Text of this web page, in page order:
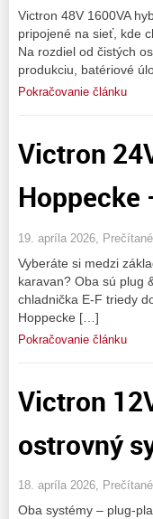
Victron 48V 1600VA
pripojené na sieť, kde
Na rozdiel od čistých
produkciu, batériové
Pokračovanie článku
Victron
Hoppecke
19. apríla 2026,
Vyberáte si medzi
karavan? Oba sú plug
chladnička E-F triedy
Hoppecke […]
Pokračovanie článku
Victron
ostrovný
18. apríla 2026,
Oba systémy –